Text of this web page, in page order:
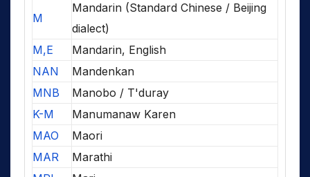
M
Mandarin (Standard Chinese / Beijing
dialect)
M,E
Mandarin, English
NAN
Mandenkan
MNB
Manobo / T'duray
K-M
Manumanaw Karen
MAO
Maori
MAR
Marathi